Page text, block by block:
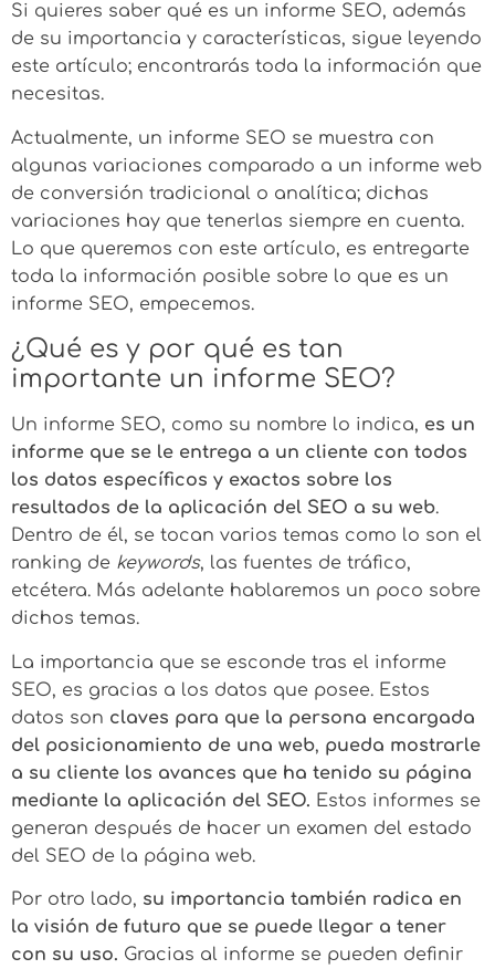
Si quieres saber qué es un informe SEO, además
de su importancia y características, sigue leyendo
este artículo; encontrarás toda la información que
necesitas.
Actualmente, un informe SEO se muestra con
algunas variaciones comparado a un informe web
de conversión tradicional o analítica; dichas
variaciones hay que tenerlas siempre en cuenta.
Lo que queremos con este artículo, es entregarte
toda la información posible sobre lo que es un
informe SEO, empecemos.
¿Qué es y por qué es tan
importante un informe SEO?
Un informe SEO, como su nombre lo indica, es un
informe que se le entrega a un cliente con todos
los datos específicos y exactos sobre los
resultados de la aplicación del SEO a su web.
Dentro de él, se tocan varios temas como lo son el
ranking de keywords, las fuentes de tráfico,
etcétera. Más adelante hablaremos un poco sobre
dichos temas.
La importancia que se esconde tras el informe
SEO, es gracias a los datos que posee. Estos
datos son claves para que la persona encargada
del posicionamiento de una web, pueda mostrarle
a su cliente los avances que ha tenido su página
mediante la aplicación del SEO. Estos informes se
generan después de hacer un examen del estado
del SEO de la página web.
Por otro lado, su importancia también radica en
la visión de futuro que se puede llegar a tener
con su uso. Gracias al informe se pueden definir